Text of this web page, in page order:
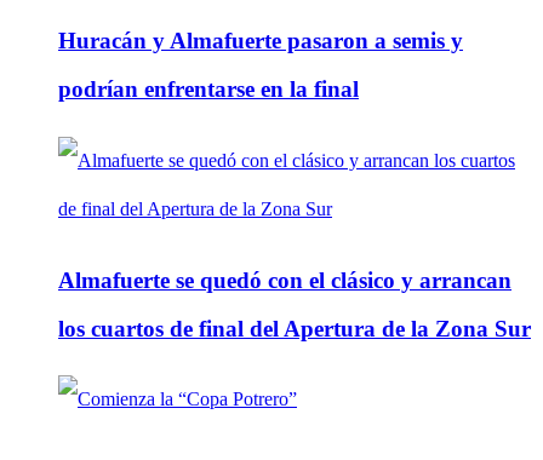
Huracán y Almafuerte pasaron a semis y
podrían enfrentarse en la final
Almafuerte se quedó con el clásico y arrancan
los cuartos de final del Apertura de la Zona Sur